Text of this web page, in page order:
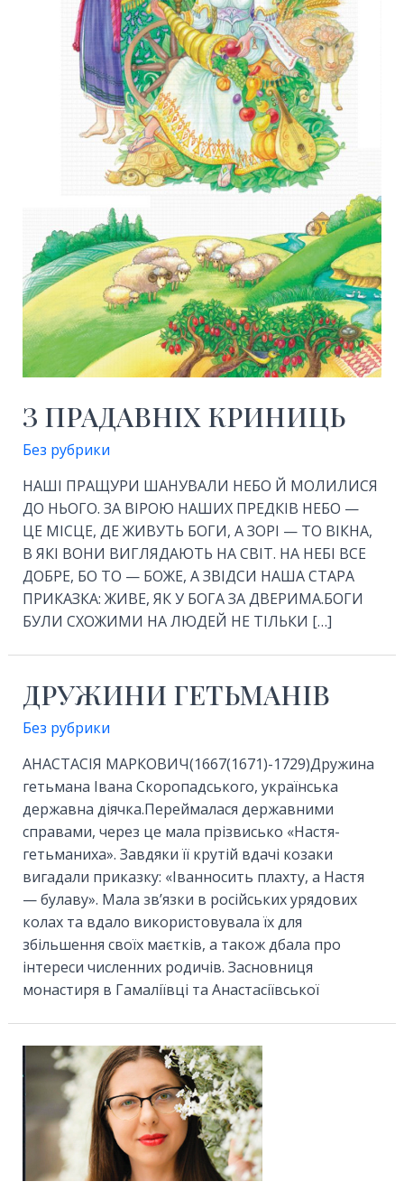
З ПРАДАВНІХ КРИНИЦЬ
Без рубрики
НАШІ ПРАЩУРИ ШАНУВАЛИ НЕБО Й МОЛИЛИСЯ
ДО НЬОГО. ЗА ВІРОЮ НАШИХ ПРЕДКІВ НЕБО —
ЦЕ МІСЦЕ, ДЕ ЖИВУТЬ БОГИ, А ЗОРІ — ТО ВІКНА,
В ЯКІ ВОНИ ВИГЛЯДАЮТЬ НА СВІТ. НА НЕБІ ВСЕ
ДОБРЕ, БО ТО — БОЖЕ, А ЗВІДСИ НАША СТАРА
ПРИКАЗКА: ЖИВЕ, ЯК У БОГА ЗА ДВЕРИМА.БОГИ
БУЛИ СХОЖИМИ НА ЛЮДЕЙ НЕ ТІЛЬКИ […]
ДРУЖИНИ ГЕТЬМАНІВ
Без рубрики
АНАСТАСІЯ МАРКОВИЧ(1667(1671)-1729)Дружина
гетьмана Івана Скоропадського, українська
державна діячка.Переймалася державними
справами, через це мала прізвисько «Настя-
гетьманиха». Завдяки її крутій вдачі козаки
вигадали приказку: «Іванносить плахту, а Настя
— булаву». Мала зв’язки в російських урядових
колах та вдало використовувала їх для
збільшення своїх маєтків, а також дбала про
інтереси численних родичів. Засновниця
монастиря в Гамаліївці та Анастасіївської